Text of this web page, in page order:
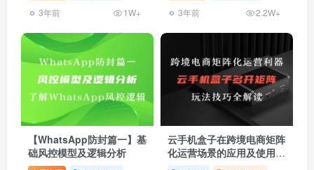
3年前 1W+ 3年前 2.2W+
【WhatsApp防封篇一】基
础风控模型及逻辑分析
云手机盒子在跨境电商矩阵
化运营场景的应用及使用教